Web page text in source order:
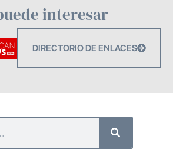
interesar
DIRECTORIO DE ENLACES